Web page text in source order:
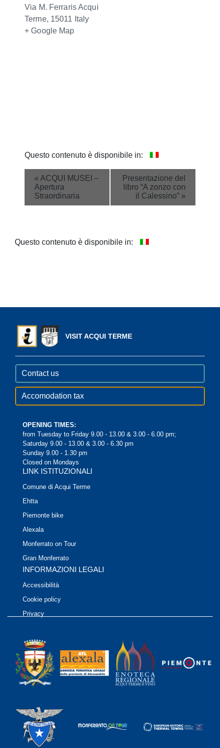
Via M. FerrarisAcqui
Terme, 15011 Italy
+ Google Map
Questo contenuto è disponibile in:
Event
Navigation
« ACQUI MUSEI –
Apertura
Straordinaria
Presentazione del
libro “A zonzo con
il Calessino” »
Questo contenuto è disponibile in:
VISIT ACQUI TERME
Contact us
Accomodation tax
OPENING TIMES:
from Tuesday to Friday 9.00 - 13.00 & 3.00 - 6.00 pm;
Saturday 9.00 - 13.00 & 3.00 - 6.30 pm
Sunday 9.00 - 1.30 pm
Closed on Mondays
LINK ISTITUZIONALI
Comune di Acqui Terme
Ehtta
Piemonte bike
Alexala
Monferrato on Tour
Gran Monferrato
INFORMAZIONI LEGALI
Accessibilità
Cookie policy
Privacy